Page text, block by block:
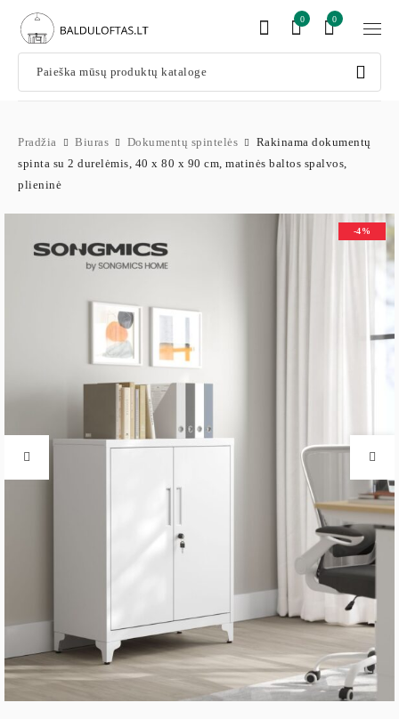
0
0
Pradžia Biuras Dokumentų spintelės
Rakinama dokumentų
spinta su 2 durelėmis, 40 x 80 x 90 cm, matinės baltos spalvos,
plieninė
-4%